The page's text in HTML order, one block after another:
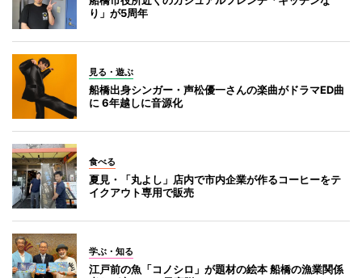
り」が5周年
見る・遊ぶ
船橋出身シンガー・声松優一さんの楽曲がドラマED曲
に 6年越しに音源化
食べる
夏見・「丸よし」店内で市内企業が作るコーヒーをテ
イクアウト専用で販売
学ぶ・知る
江戸前の魚「コノシロ」が題材の絵本 船橋の漁業関係